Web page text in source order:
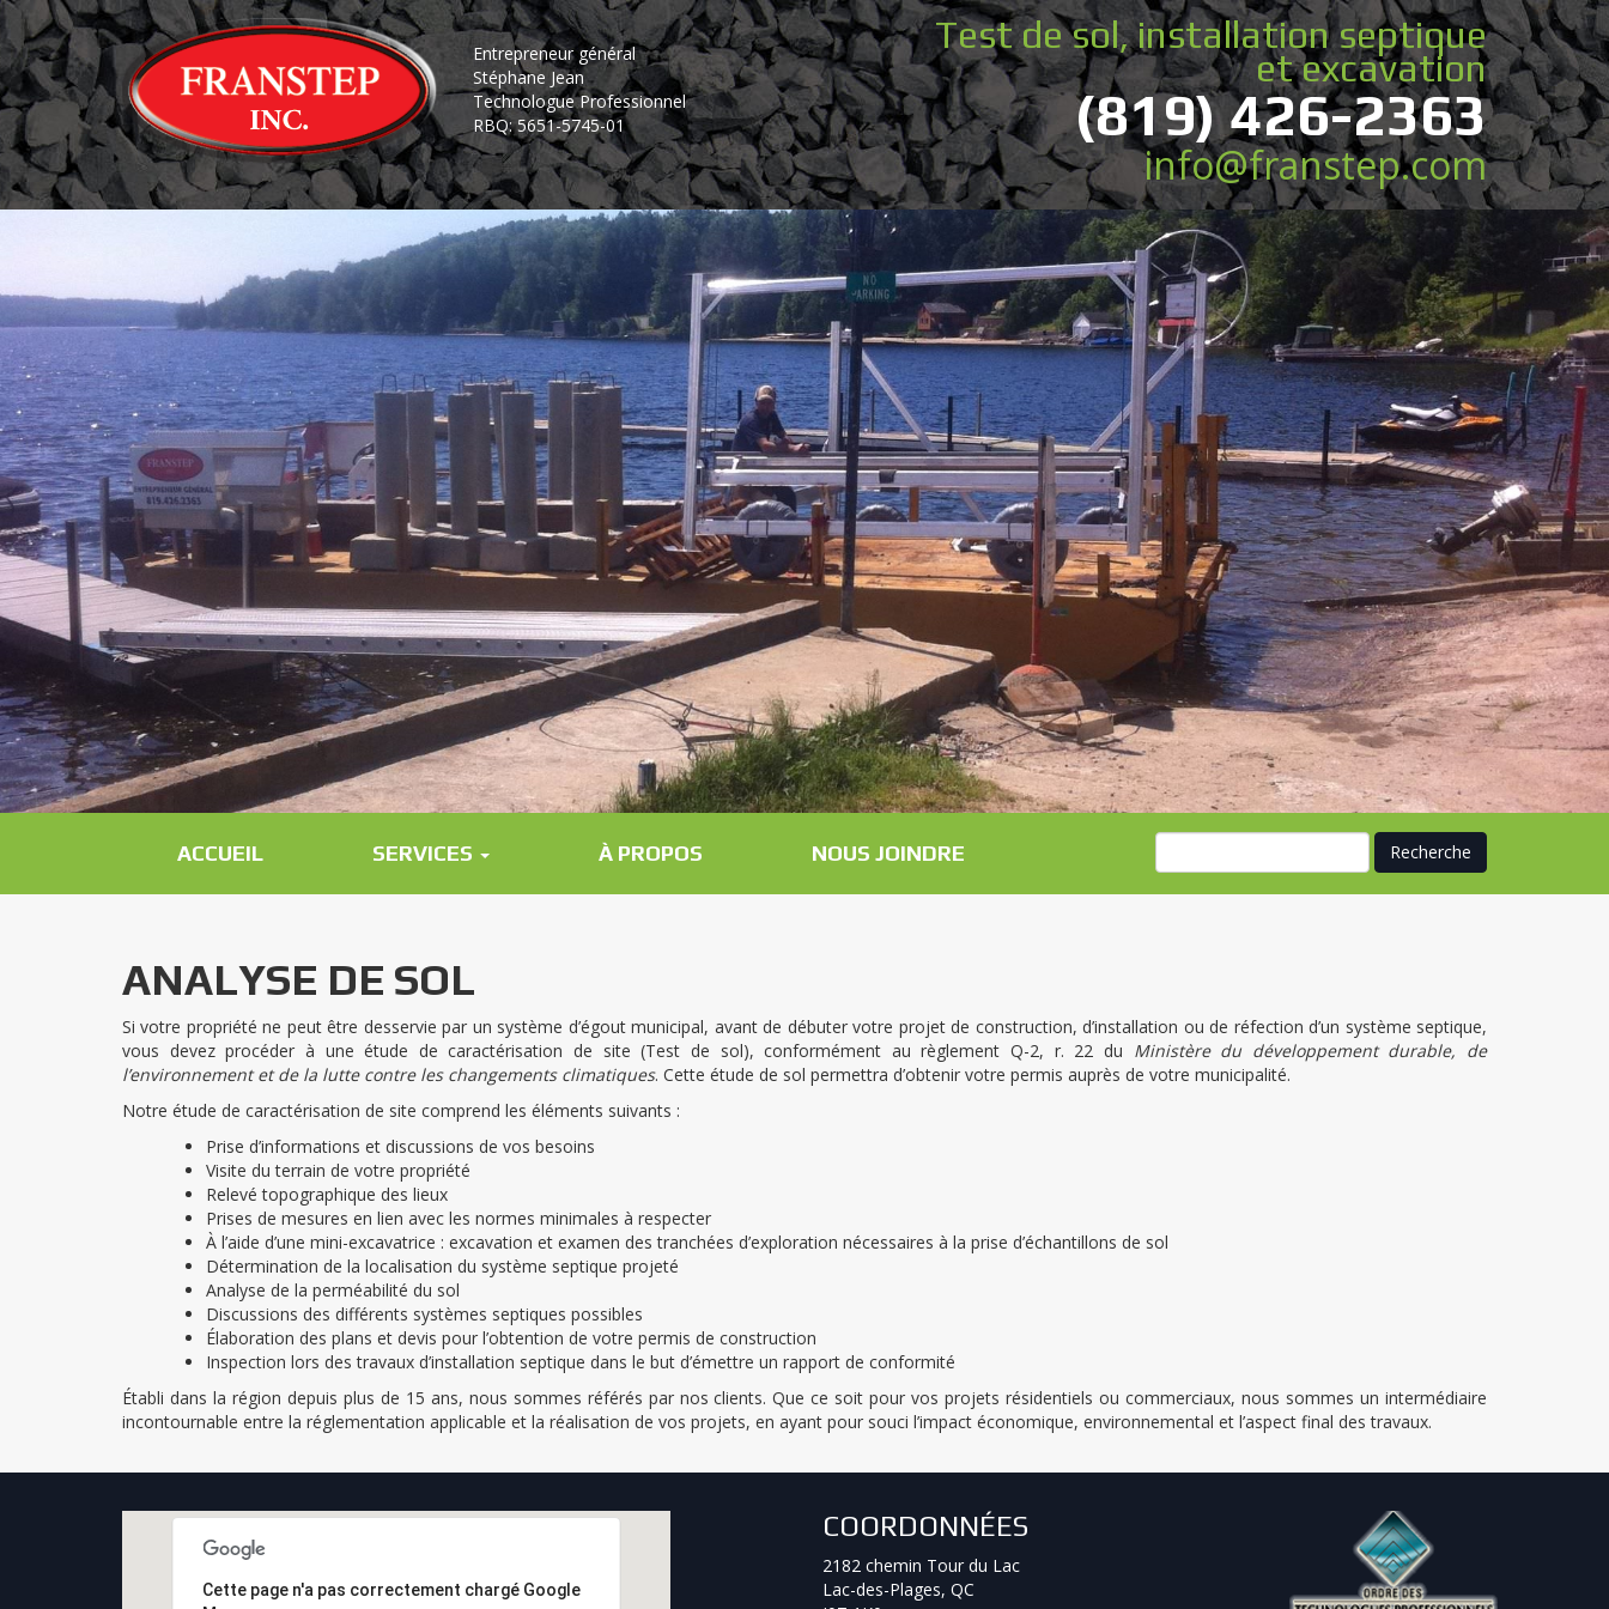
Entrepreneur général
Stéphane Jean
Technologue Professionnel
RBQ: 5651-5745-01
Test de sol, installation septique
et excavation
(819) 426-2363
info@franstep.com
ACCUEIL SERVICES À PROPOS NOUS JOINDRE
ANALYSE DE SOL
Si votre propriété ne peut être desservie par un système d’égout municipal, avant de débuter votre projet de construction, d’installation ou de réfection d’un système septique,
vous devez procéder à une étude de caractérisation de site (Test de sol), conformément au règlement Q-2, r. 22 du Ministère du développement durable, de
l’environnement et de la lutte contre les changements climatiques. Cette étude de sol permettra d’obtenir votre permis auprès de votre municipalité.
Notre étude de caractérisation de site comprend les éléments suivants :
Prise d’informations et discussions de vos besoins
Visite du terrain de votre propriété
Relevé topographique des lieux
Prises de mesures en lien avec les normes minimales à respecter
À l’aide d’une mini-excavatrice : excavation et examen des tranchées d’exploration nécessaires à la prise d’échantillons de sol
Détermination de la localisation du système septique projeté
Analyse de la perméabilité du sol
Discussions des différents systèmes septiques possibles
Élaboration des plans et devis pour l’obtention de votre permis de construction
Inspection lors des travaux d’installation septique dans le but d’émettre un rapport de conformité
Établi dans la région depuis plus de 15 ans, nous sommes référés par nos clients. Que ce soit pour vos projets résidentiels ou commerciaux, nous sommes un intermédiaire
incontournable entre la réglementation applicable et la réalisation de vos projets, en ayant pour souci l’impact économique, environnemental et l’aspect final des travaux.
Cette page n'a pas correctement chargé Google
COORDONNÉES
2182 chemin Tour du Lac
Lac-des-Plages, QC